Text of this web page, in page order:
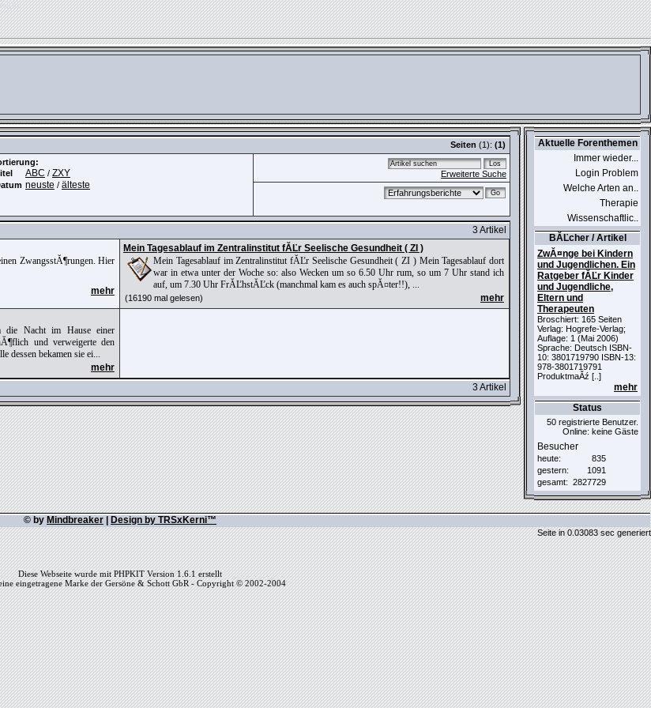
Seiten (1): (1)
ABC / ZXY
neuste / älteste
Erweiterte Suche
3 Artikel
ZwangsstĂ¶rungen. Hier
mehr
Mein Tagesablauf im Zentralinstitut fĂĽr Seelische Gesundheit ( ZI )
Mein Tagesablauf im Zentralinstitut fĂĽr Seelische Gesundheit ( ZI ) Mein Tagesablauf dort
war in etwa unter der Woche so: also Wecken um so 6.50 Uhr rum, so um 7 Uhr stand ich
auf, um 7.30 Uhr FrĂĽhstĂĽck (manchmal kam es auch spĂ¤ter!!), ...
(16190 mal gelesen)
mehr
die Nacht im Hause einer
und verweigerte den
dessen bekamen sie ei...
mehr
3 Artikel
Aktuelle Forenthemen
Immer wieder...
Login Problem
Welche Arten an..
Therapie
Wissenschaftlic..
BĂĽcher / Artikel
ZwĂ¤nge bei Kindern
und Jugendlichen. Ein
Ratgeber fĂĽr Kinder
und Jugendliche,
Eltern und
Therapeuten
Broschiert: 165 Seiten
Verlag: Hogrefe-Verlag;
Auflage: 1 (Mai 2006)
Sprache: Deutsch ISBN-
10: 3801719790 ISBN-13:
978-3801719791
ProduktmaĂź [..]
mehr
Status
50 registrierte Benutzer.
Online: keine Gäste
Besucher
heute:
835
gestern:
1091
gesamt: 2827729
© by Mindbreaker Design by TRSxKerni™
Seite in 0.03083 sec generiert
Diese Webseite wurde mit PHPKIT Version 1.6.1 erstellt
eingetragene Marke der Gersöne & Schott GbR - Copyright © 2002-2004